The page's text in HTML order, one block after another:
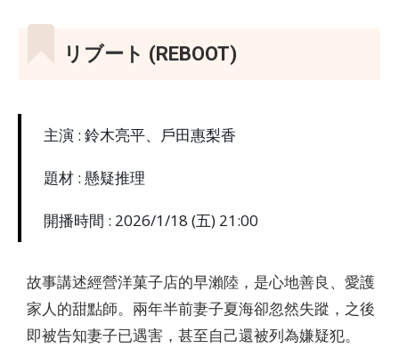
リブート (REBOOT)
主演 : 鈴木亮平、戶田惠梨香
題材 : 懸疑推理
開播時間 : 2026/1/18 (五) 21:00
故事講述經營洋菓子店的早瀨陸，是心地善良、愛護
家人的甜點師。兩年半前妻子夏海卻忽然失蹤，之後
即被告知妻子已遇害，甚至自己還被列為嫌疑犯。